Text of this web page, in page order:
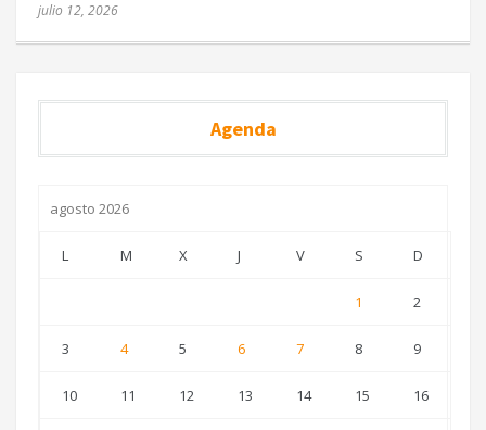
julio 12, 2026
Agenda
agosto 2026
L M X J V S D
1 2
3 4 5 6 7 8 9
10 11 12 13 14 15 16